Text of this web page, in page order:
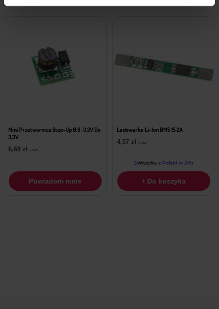
Mini Przetwornica Step-Up 0.9÷3,3V Do
3,3V
6,69 zł z VAT
Powiadom mnie
Ładowarka Li-Ion BMS 1S 2A
4,57 zł z VAT
Wysyłka z Polski w 24h
+ Do koszyka